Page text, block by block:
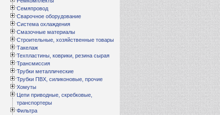
Семяпровод
Сварочное оборудование
Система охлаждения
Смазочные материалы
Строительные, хозяйственные товары
Такелаж
Техпластины, коврики, резина сырая
Трансмиссия
Трубки металлические
Трубки ПВХ, силиконовые, прочие
Хомуты
Цепи приводные, скребковые,
транспортеры
Фильтра